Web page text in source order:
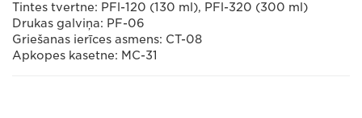
Tintes tvertne: PFl-120 (130 ml), PFl-320 (300 ml)
Drukas galviņa: PF-06
Griešanas ierīces asmens: CT-08
Apkopes kasetne: MC-31